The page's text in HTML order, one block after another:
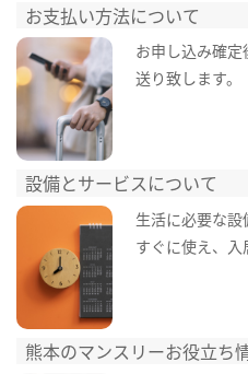
お支払い方法について
お申し込み確
送り致します。
設備とサービスについて
生活に必要な
すぐに使え、入
熊本のマンスリーお役立ち